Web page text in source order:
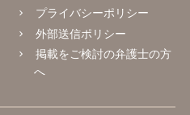
プライバシーポリシー
外部送信ポリシー
掲載をご検討の弁護士の方
へ